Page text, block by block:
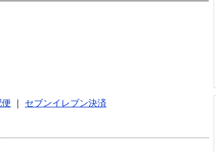
セブンイレブン決済